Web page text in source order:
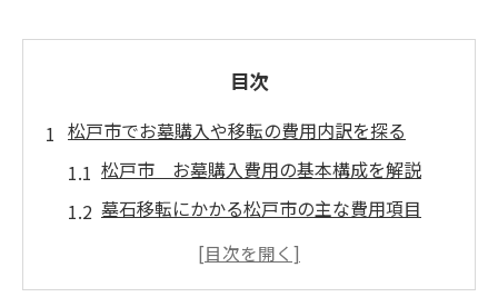
目次
松戸市でお墓購入や移転の費用内訳を探る
松戸市 お墓購入費用の基本構成を解説
墓石移転にかかる松戸市の主な費用項目
松戸市 お墓購入で見落としやすい追加費